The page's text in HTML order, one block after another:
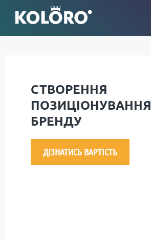
СТВОРЕННЯ
ПОЗИЦІОНУВАННЯ
БРЕНДУ
ДІЗНАТИСЬ ВАРТІСТЬ